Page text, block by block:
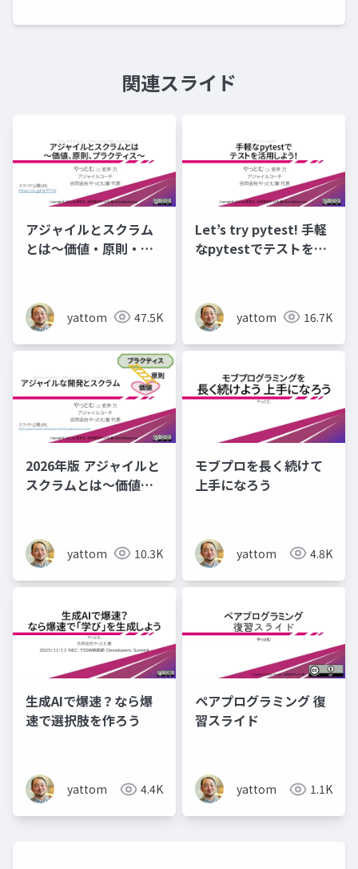
関連スライド
アジャイルとスクラム
とは～価値・原則・プ
yattom 47.5K
Let’s try pytest! 手軽
なpytestでテストを活
yattom 16.7K
2026年版 アジャイルと
スクラムとは～価値・
yattom 10.3K
モブプロを長く続けて
上手になろう
yattom 4.8K
生成AIで爆速？なら爆
速で選択肢を作ろう
yattom 4.4K
ペアプログラミング 復
習スライド
yattom 1.1K